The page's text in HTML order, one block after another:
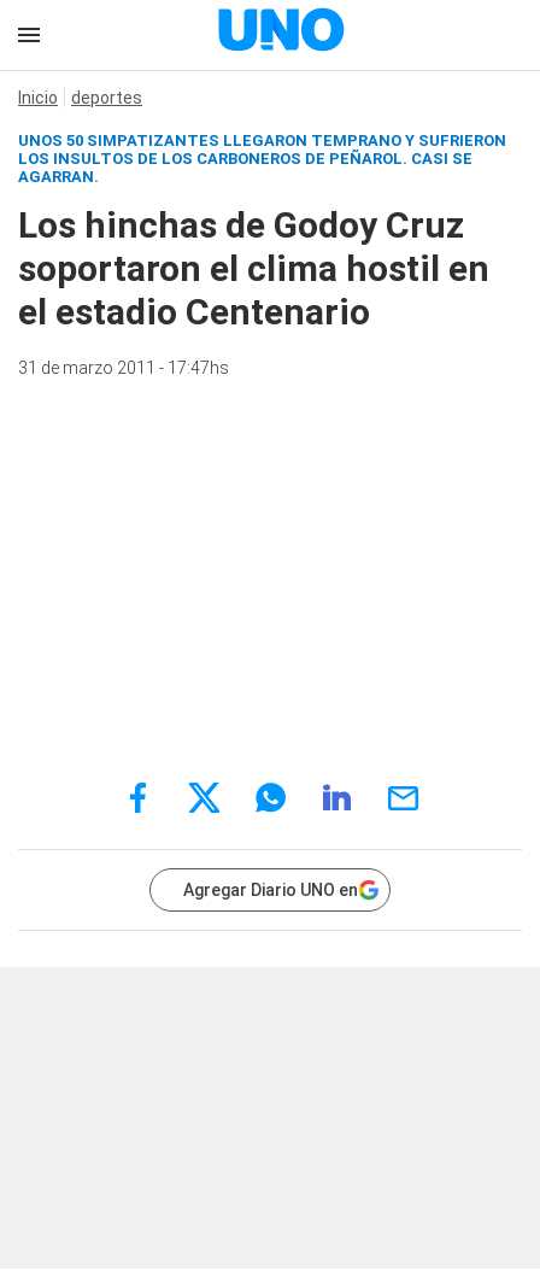
Inicio deportes
UNOS 50 SIMPATIZANTES LLEGARON TEMPRANO Y SUFRIERON
LOS INSULTOS DE LOS CARBONEROS DE PEÑAROL. CASI SE
AGARRAN.
Los hinchas de Godoy Cruz
soportaron el clima hostil en
el estadio Centenario
31 de marzo 2011 - 17:47hs
Agregar Diario UNO en